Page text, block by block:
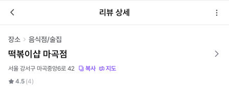
리뷰 상세
장소 음식점/술집
떡볶이샵 마곡점
서울 강서구 마곡중앙6로 42 복사
지도
4.5 (4)